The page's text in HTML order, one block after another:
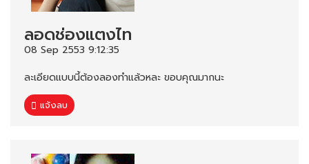
ลอดช่องแตงไท
08 Sep 2553 9:12:35
ละเอียดแบบนี้ต้องลองทำแล้วหละ ขอบคุณมากนะ
แจ้งลบ